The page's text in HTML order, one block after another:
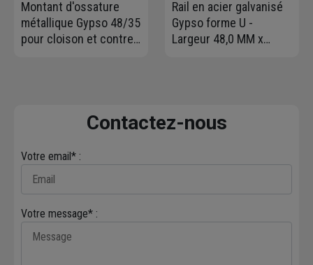
Montant d'ossature
métallique Gypso 48/35
pour cloison et contre-
Rail en acier galvanisé
Gypso forme U -
Largeur 48,0 MM x
Contactez-nous
Votre email* :
Votre message* :